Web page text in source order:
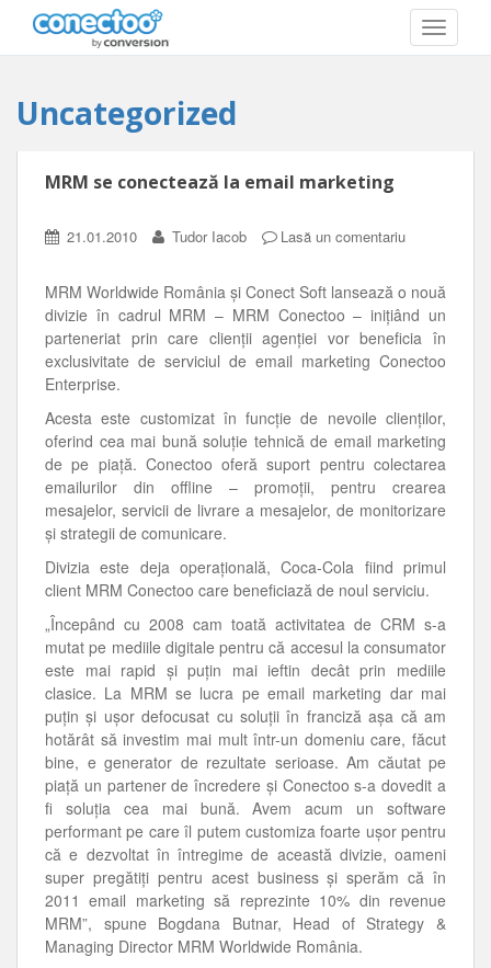
T
O
O
N
Uncategorized
MRM se conectează la email marketing
21.01.2010 Tudor Iacob Lasă un comentariu
MRM Worldwide România şi Conect Soft lansează o nouă
divizie în cadrul MRM – MRM Conectoo – iniţiând un
parteneriat prin care clienţii agenţiei vor beneficia în
exclusivitate de serviciul de email marketing Conectoo
Enterprise.
Acesta este customizat în funcţie de nevoile clienţilor,
oferind cea mai bună soluţie tehnică de email marketing
de pe piaţă. Conectoo oferă suport pentru colectarea
emailurilor din offline – promoţii, pentru crearea
mesajelor, servicii de livrare a mesajelor, de monitorizare
şi strategii de comunicare.
Divizia este deja operaţională, Coca-Cola fiind primul
client MRM Conectoo care beneficiază de noul serviciu.
„Începând cu 2008 cam toată activitatea de CRM s-a
mutat pe mediile digitale pentru că accesul la consumator
este mai rapid şi puţin mai ieftin decât prin mediile
clasice. La MRM se lucra pe email marketing dar mai
puţin şi uşor defocusat cu soluţii în franciză aşa că am
hotărât să investim mai mult într-un domeniu care, făcut
bine, e generator de rezultate serioase. Am căutat pe
piaţă un partener de încredere şi Conectoo s-a dovedit a
fi soluţia cea mai bună. Avem acum un software
performant pe care îl putem customiza foarte uşor pentru
că e dezvoltat în întregime de această divizie, oameni
super pregătiţi pentru acest business şi sperăm că în
2011 email marketing să reprezinte 10% din revenue
MRM”, spune Bogdana Butnar, Head of Strategy &
Managing Director MRM Worldwide România.